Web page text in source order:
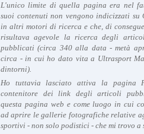
L'unico limite di quella pagina era nel
suoi contenuti non vengono indicizzati su
in altri motori di ricerca e che, di
risultava agevole la ricerca degli
pubblicati (circa 340 alla data - metà
circa - in cui ho dato vita a Ultrasport
dintorni).
Ho tuttavia lasciato attiva la pagina
contenitore dei link degli articoli
questa pagina web e come luogo in cui
ad aprire le gallerie fotografiche relative
sportivi - non solo podistici - che mi trovo a